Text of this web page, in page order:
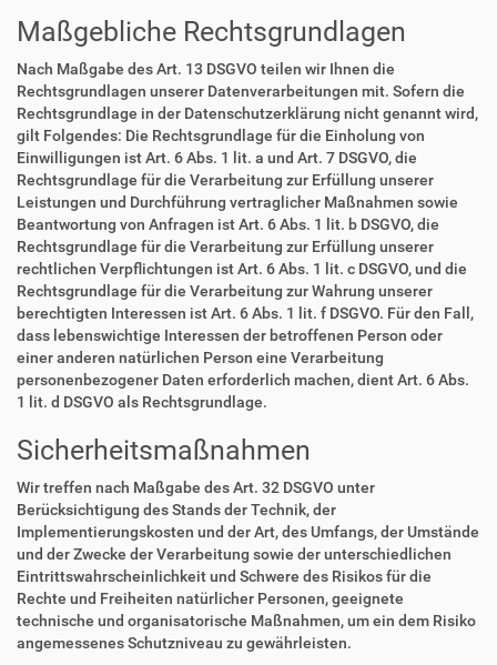
Maßgebliche Rechtsgrundlagen
Nach Maßgabe des Art. 13 DSGVO teilen wir Ihnen die
Rechtsgrundlagen unserer Datenverarbeitungen mit. Sofern die
Rechtsgrundlage in der Datenschutzerklärung nicht genannt wird,
gilt Folgendes: Die Rechtsgrundlage für die Einholung von
Einwilligungen ist Art. 6 Abs. 1 lit. a und Art. 7 DSGVO, die
Rechtsgrundlage für die Verarbeitung zur Erfüllung unserer
Leistungen und Durchführung vertraglicher Maßnahmen sowie
Beantwortung von Anfragen ist Art. 6 Abs. 1 lit. b DSGVO, die
Rechtsgrundlage für die Verarbeitung zur Erfüllung unserer
rechtlichen Verpflichtungen ist Art. 6 Abs. 1 lit. c DSGVO, und die
Rechtsgrundlage für die Verarbeitung zur Wahrung unserer
berechtigten Interessen ist Art. 6 Abs. 1 lit. f DSGVO. Für den Fall,
dass lebenswichtige Interessen der betroffenen Person oder
einer anderen natürlichen Person eine Verarbeitung
personenbezogener Daten erforderlich machen, dient Art. 6 Abs.
1 lit. d DSGVO als Rechtsgrundlage.
Sicherheitsmaßnahmen
Wir treffen nach Maßgabe des Art. 32 DSGVO unter
Berücksichtigung des Stands der Technik, der
Implementierungskosten und der Art, des Umfangs, der Umstände
und der Zwecke der Verarbeitung sowie der unterschiedlichen
Eintrittswahrscheinlichkeit und Schwere des Risikos für die
Rechte und Freiheiten natürlicher Personen, geeignete
technische und organisatorische Maßnahmen, um ein dem Risiko
angemessenes Schutzniveau zu gewährleisten.